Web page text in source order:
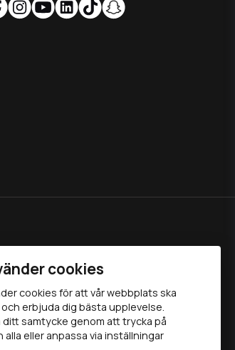
cookies
cookies för att vår webbplats ska
erbjuda dig bästa upplevelse.
ditt samtycke genom att trycka på
alla eller anpassa via inställningar